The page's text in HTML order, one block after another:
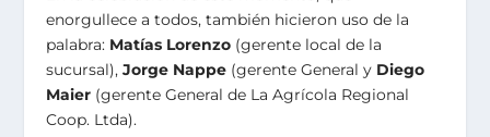
enorgullece a todos, también hicieron uso de la
palabra: Matías Lorenzo (gerente local de la
sucursal),Jorge Nappe (gerente General y Diego
Maier (gerente General de La Agrícola Regional
Coop. Ltda).